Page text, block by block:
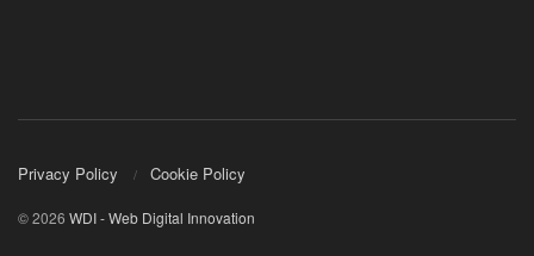
Privacy Policy Cookie Policy
© 2026 WDI - Web Digital Innovation